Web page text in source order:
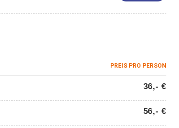
PREIS PRO PERSON
36,- €
56,- €